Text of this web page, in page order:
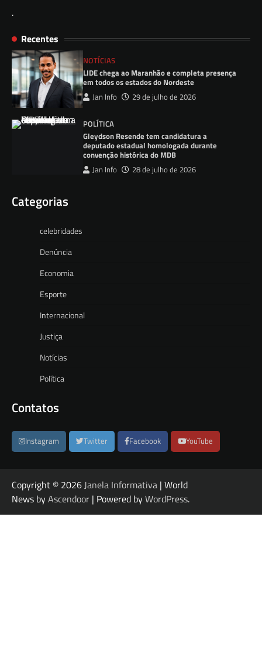
.
Recentes
NOTÍCIAS
LIDE chega ao Maranhão e completa presença
em todos os estados do Nordeste
Jan Info 29 de julho de 2026
POLÍTICA
Gleydson Resende tem candidatura a
deputado estadual homologada durante
convenção histórica do MDB
Jan Info 28 de julho de 2026
Categorias
celebridades
Denúncia
Economia
Esporte
Internacional
Justiça
Notícias
Política
Contatos
Instagram Twitter Facebook YouTube
Copyright © 2026Janela Informativa | World
News byAscendoor | Powered byWordPress.